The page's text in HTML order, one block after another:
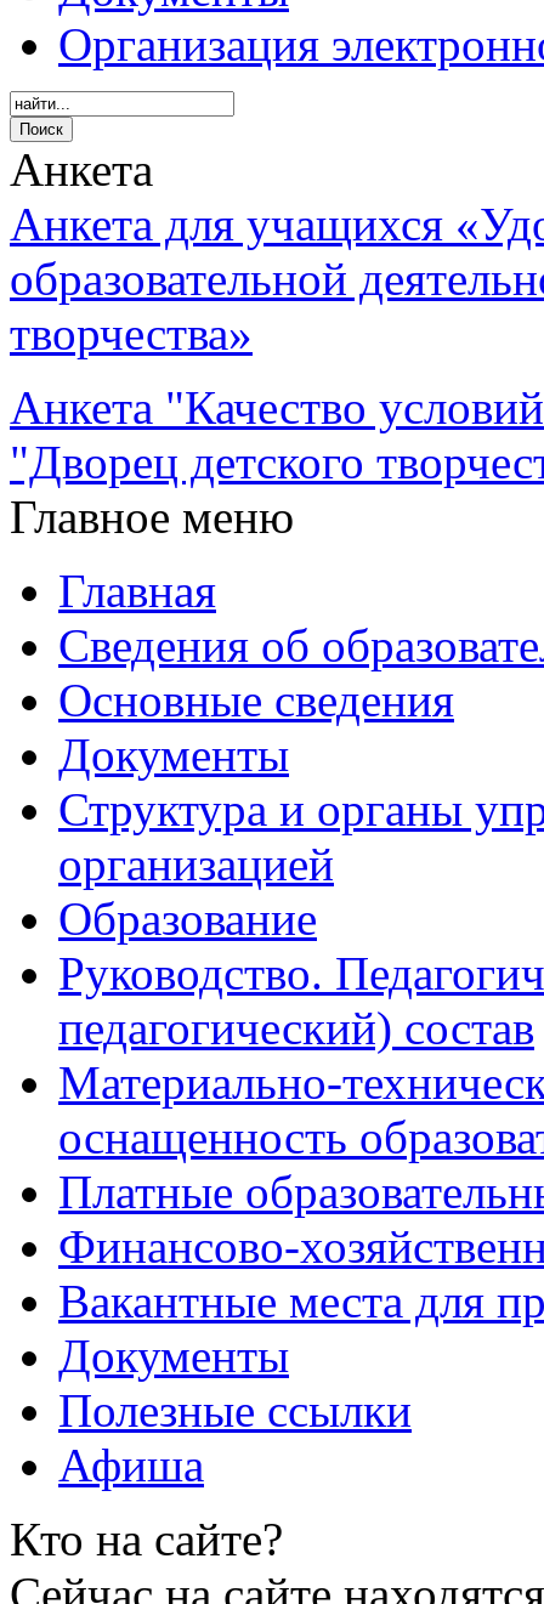
Организация
Анкета
Анкета для учащихся
образовательной
творчества»
Анкета "Качество
"Дворец детского
Главное меню
Главная
Сведения об
Основные сведения
Документы
Структура и органы
организацией
Образование
Руководство.
педагогический) состав
Материально-
оснащенность
Платные
Финансово-
Вакантные места для
Документы
Полезные ссылки
Афиша
Кто на сайте?
Сейчас на сайте